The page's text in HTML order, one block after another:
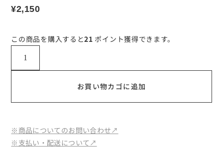
¥2,150
この商品を購入すると21 ポイント獲得できます。
お買い物カゴに追加
※商品についてのお問い合わせ↗︎
※支払い・配送について↗︎